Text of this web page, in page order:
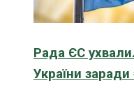
Рада ЄС
України